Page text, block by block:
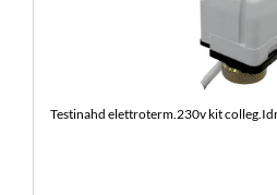
Testinahd elettroterm.230v kit